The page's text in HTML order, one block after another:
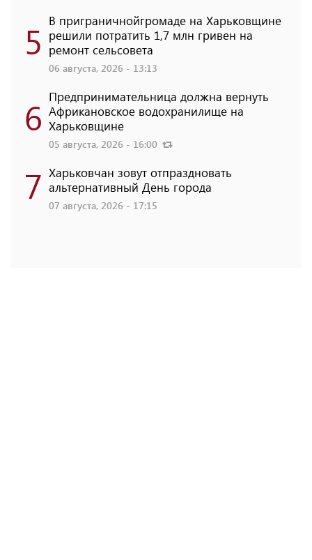
5 В приграничнойгромаде на Харьковщине
решили потратить 1,7 млн ​​гривен на
ремонт сельсовета
06 августа, 2026 - 13:13
6 Предпринимательница должна вернуть
Африкановское водохранилище на
Харьковщине
05 августа, 2026 - 16:00
7 Харьковчан зовут отпраздновать
альтернативный День города
07 августа, 2026 - 17:15